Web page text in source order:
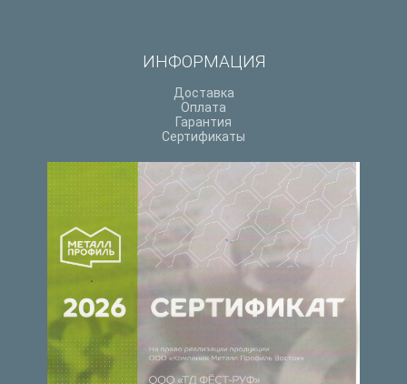
ИНФОРМАЦИЯ
Доставка
Оплата
Гарантия
Сертификаты